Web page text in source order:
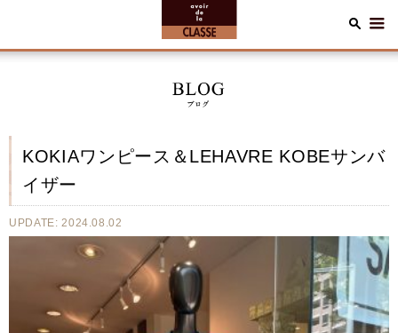
KOKIAワンピース＆LEHAVRE KOBEサンバ
イザー
UPDATE: 2024.08.02